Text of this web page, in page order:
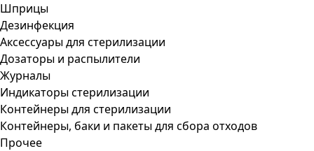
Шприцы
Дезинфекция
Аксессуары для стерилизации
Дозаторы и распылители
Журналы
Индикаторы стерилизации
Контейнеры для стерилизации
Контейнеры, баки и пакеты для сбора отходов
Прочее